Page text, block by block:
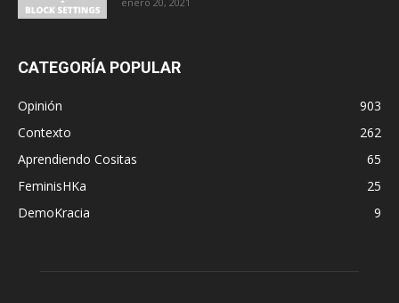
CATEGORÍA POPULAR
Opinión
903
Contexto
262
Aprendiendo Cositas
65
FeminisHKa
25
DemoKracia
9